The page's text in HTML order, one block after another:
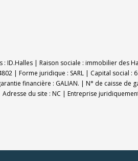
ID.Halles | Raison sociale : immobilier des
| Forme juridique : SARL | Capital social :
financière : GALIAN. | N° de caisse
du site : NC | Entreprise